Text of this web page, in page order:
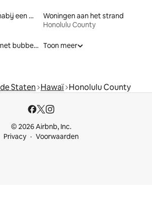
Accommodaties nabij een meer
Woningen aan het strand
Honolulu County
Accommodaties met bubbelbad Toon meer
Staten Hawaï Honolulu County
© 2026 Airbnb, Inc.
Privacy
Voorwaarden